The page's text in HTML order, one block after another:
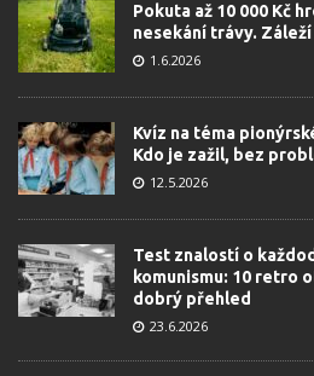
Pokuta až 10 000 Kč
nesekání trávy.
1.6.2026
Kvíz na téma
Kdo je zažil, bez
12.5.2026
Test znalostí o
komunismu: 10 retro
dobrý přehled
23.6.2026